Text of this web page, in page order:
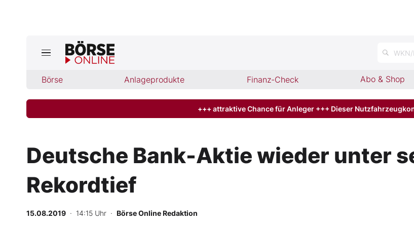
Börse Anlageprodukte Finanz-Check Abo & Shop
Jetzt aktuelle Ausgabe BÖRSE ONLINE lesen
Finanz-Check
Abo & Shop
BO-Musterdepots
+++ attraktive Chance für Anleger +++ Dieser
Deutsche Bank-Aktie wieder unter
Rekordtief
15.08.2019 · 14:15 Uhr · Börse Online Redaktion